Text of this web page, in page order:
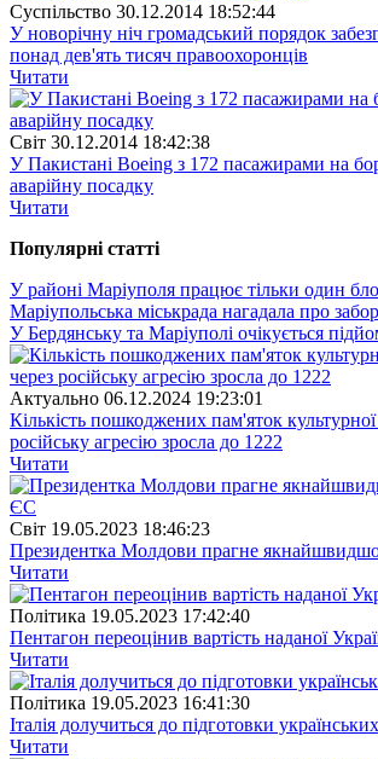
Суспiльство 30.12.2014 18:52:44
У новорічну ніч громадський порядок
понад дев'ять тисяч правоохоронців
Читати
Свiт 30.12.2014 18:42:38
У Пакистані Boeing з 172 пасажирами на
аварійну посадку
Читати
Популярнi статтi
У районі Маріуполя працює тільки один
Маріупольська міськрада нагадала про
У Бердянську та Маріуполі очікується
Актуально 06.12.2024 19:23:01
Кількість пошкоджених пам'яток
російську агресію зросла до 1222
Читати
Свiт 19.05.2023 18:46:23
Президентка Молдови прагне
Читати
Полiтика 19.05.2023 17:42:40
Пентагон переоцінив вартість наданої
Читати
Полiтика 19.05.2023 16:41:30
Італія долучиться до підготовки
Читати